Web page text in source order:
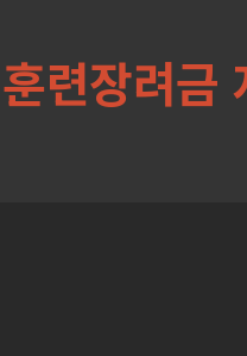
훈련장려금